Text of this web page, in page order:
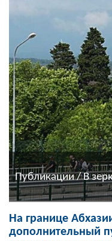
Публикации / В
На границе
дополнительный